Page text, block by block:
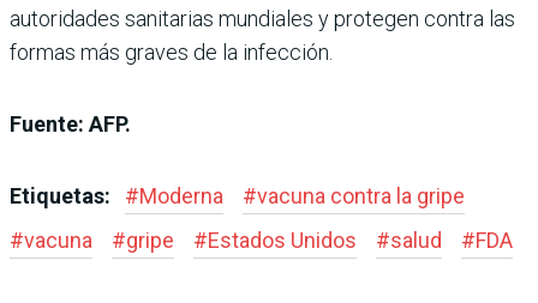
autoridades sanitarias mundiales y protegen contra las
formas más graves de la infección.
Fuente: AFP.
Etiquetas: #Moderna #vacuna contra la gripe
#vacuna #gripe #Estados Unidos #salud #FDA